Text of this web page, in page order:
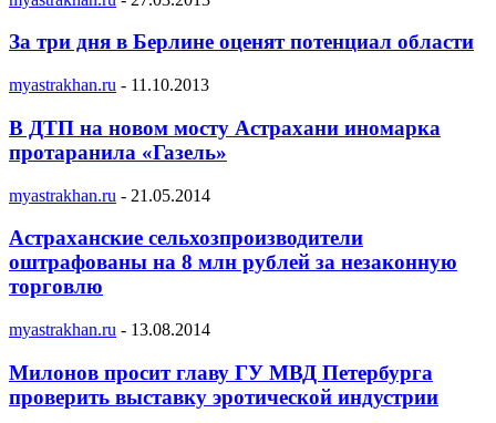
За три дня в Берлине оценят потенциал области
myastrakhan.ru - 11.10.2013
В ДТП на новом мосту Астрахани иномарка
протаранила «Газель»
myastrakhan.ru - 21.05.2014
Астраханские сельхозпроизводители
оштрафованы на 8 млн рублей за незаконную
торговлю
myastrakhan.ru - 13.08.2014
Милонов просит главу ГУ МВД Петербурга
проверить выставку эротической индустрии